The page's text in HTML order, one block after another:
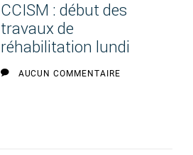
CCISM : début des
travaux de
réhabilitation lundi
AUCUN COMMENTAIRE